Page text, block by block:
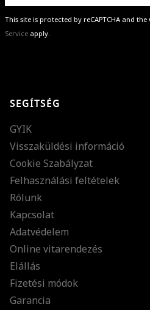
This site is protected by reCAPTCHA and
Service apply.
különleges ajánlatainkat
SEGÍTSÉG
GYIK
Visszaküldési információ
Cookie Szabályzat
Felhasználási feltételek
Rólunk
Kapcsolat
Adatvédelem
Online vitarendezés
Elállás
Fizetési módok
Garancia